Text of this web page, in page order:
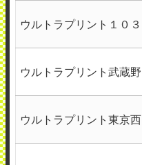
ウルトラプリント１０３
ウルトラプリント武蔵野
ウルトラプリント東京西